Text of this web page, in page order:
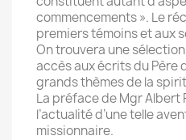
commencements ». Le
premiers témoins et aux
On trouvera une
accès aux écrits du Père
grands thèmes de la
La préface de Mgr Albert
l’actualité d’une telle
missionnaire.